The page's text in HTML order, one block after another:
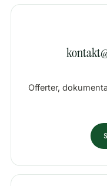
Offerter,